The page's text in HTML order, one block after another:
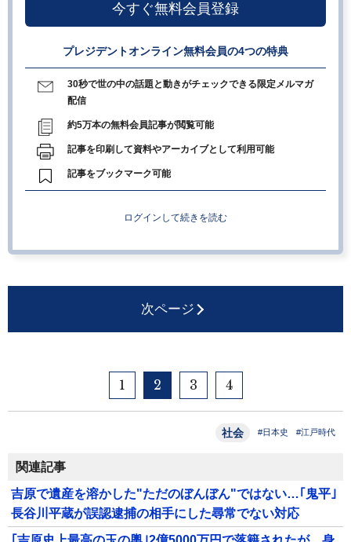
今すぐ無料会員登録
プレジデントオンライン無料会員の4つの特典
30秒で世の中の話題と動きがチェックできる限定メルマガ
配信
約5万本の無料会員記事が閲覧可能
記事を印刷して資料やアーカイブとして利用可能
記事をブックマーク可能
ログインして続きを読む
次ページ
1 2 3 4
社会 #日本史 #江戸時代
関連記事
吉原で遺産を溶かした"ただのぼんぼん"ではない…｢鬼平｣
長谷川平蔵が誤認逮捕の相手にした尋常でない対応